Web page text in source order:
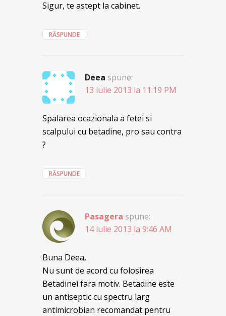
Sigur, te astept la cabinet.
RĂSPUNDE
Deea spune:
13 iulie 2013 la 11:19 PM
Spalarea ocazionala a fetei si
scalpului cu betadine, pro sau contra
?
RĂSPUNDE
Pasagera spune:
14 iulie 2013 la 9:46 AM
Buna Deea,
Nu sunt de acord cu folosirea
Betadinei fara motiv. Betadine este
un antiseptic cu spectru larg
antimicrobian recomandat pentru